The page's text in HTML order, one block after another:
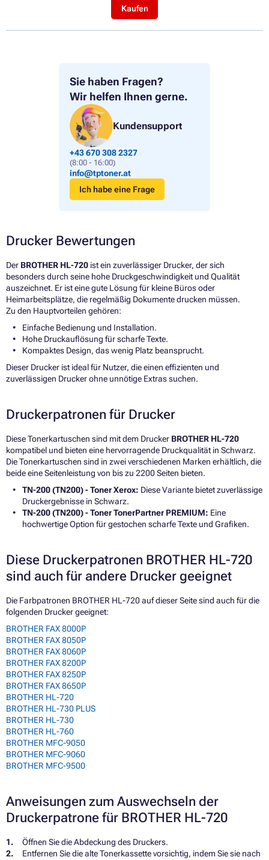
Sie haben Fragen?
Wir helfen Ihnen gerne.
Kundensupport
+43 670 308 2327
(8:00 - 16:00)
info@tptoner.at
Ich habe eine Frage
Kaufen
Drucker Bewertungen
Der BROTHER HL-720 ist ein zuverlässiger Drucker, der sich
besonders durch seine hohe Druckgeschwindigkeit und Qualität
auszeichnet. Er ist eine gute Lösung für kleine Büros oder
Heimarbeitsplätze, die regelmäßig Dokumente drucken müssen.
Zu den Hauptvorteilen gehören:
Einfache Bedienung und Installation.
Hohe Druckauflösung für scharfe Texte.
Kompaktes Design, das wenig Platz beansprucht.
Dieser Drucker ist ideal für Nutzer, die einen effizienten und
zuverlässigen Drucker ohne unnötige Extras suchen.
Druckerpatronen für Drucker
Diese Tonerkartuschen sind mit dem Drucker BROTHER HL-720
kompatibel und bieten eine hervorragende Druckqualität in Schwarz.
Die Tonerkartuschen sind in zwei verschiedenen Marken erhältlich, die
beide eine Seitenleistung von bis zu 2200 Seiten bieten.
TN-200 (TN200) - Toner Xerox: Diese Variante bietet zuverlässige
Druckergebnisse in Schwarz.
TN-200 (TN200) - Toner TonerPartner PREMIUM: Eine
hochwertige Option für gestochen scharfe Texte und Grafiken.
Diese Druckerpatronen BROTHER HL-720
sind auch für andere Drucker geeignet
Die Farbpatronen BROTHER HL-720 auf dieser Seite sind auch für die
folgenden Drucker geeignet:
BROTHER FAX 8000P
BROTHER FAX 8050P
BROTHER FAX 8060P
BROTHER FAX 8200P
BROTHER FAX 8250P
BROTHER FAX 8650P
BROTHER HL-720
BROTHER HL-730 PLUS
BROTHER HL-730
BROTHER HL-760
BROTHER MFC-9050
BROTHER MFC-9060
BROTHER MFC-9500
Anweisungen zum Auswechseln der
Druckerpatrone für BROTHER HL-720
Öffnen Sie die Abdeckung des Druckers.
Entfernen Sie die alte Tonerkassette vorsichtig, indem Sie sie nach